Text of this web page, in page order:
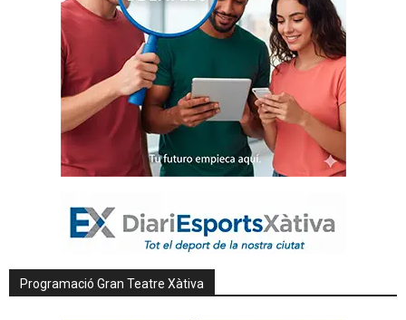
Programació Gran Teatre Xàtiva